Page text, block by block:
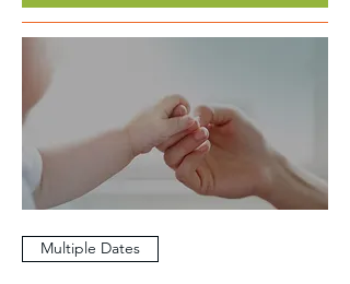
Multiple Dates